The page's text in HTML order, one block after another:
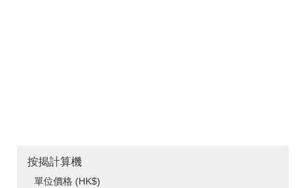
按揭計算機
單位價格 (HK$)